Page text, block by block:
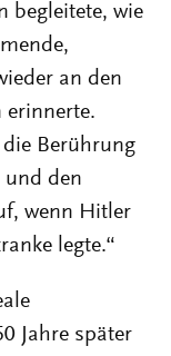
begleitete, wie
an den
erinnerte.
Berührung
den
wenn Hitler
legte.“
Jahre später